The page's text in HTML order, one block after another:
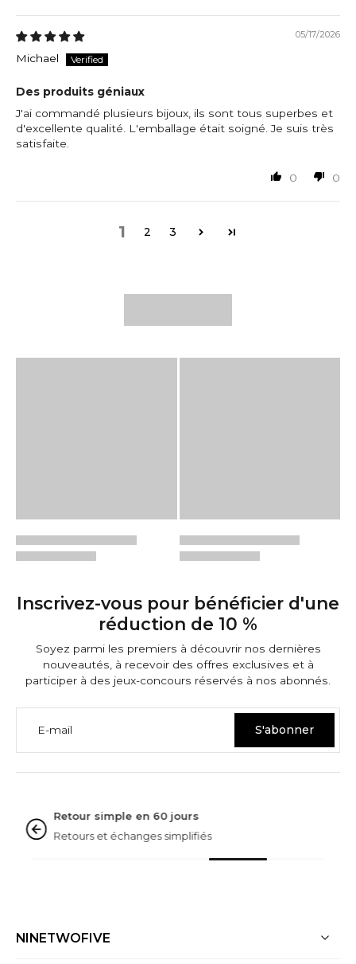
05/17/2026
Michael
Des produits géniaux
J'ai commandé plusieurs bijoux, ils sont tous superbes et
d'excellente qualité. L'emballage était soigné. Je suis très
satisfaite.
0 0
1 2 3
Inscrivez-vous pour bénéficier d'une
réduction de 10 %
Soyez parmi les premiers à découvrir nos dernières
nouveautés, à recevoir des offres exclusives et à
participer à des jeux-concours réservés à nos abonnés.
E-mail S'abonner
Noté « excellent »
D'après plus de 3 000 Avis
NINETWOFIVE